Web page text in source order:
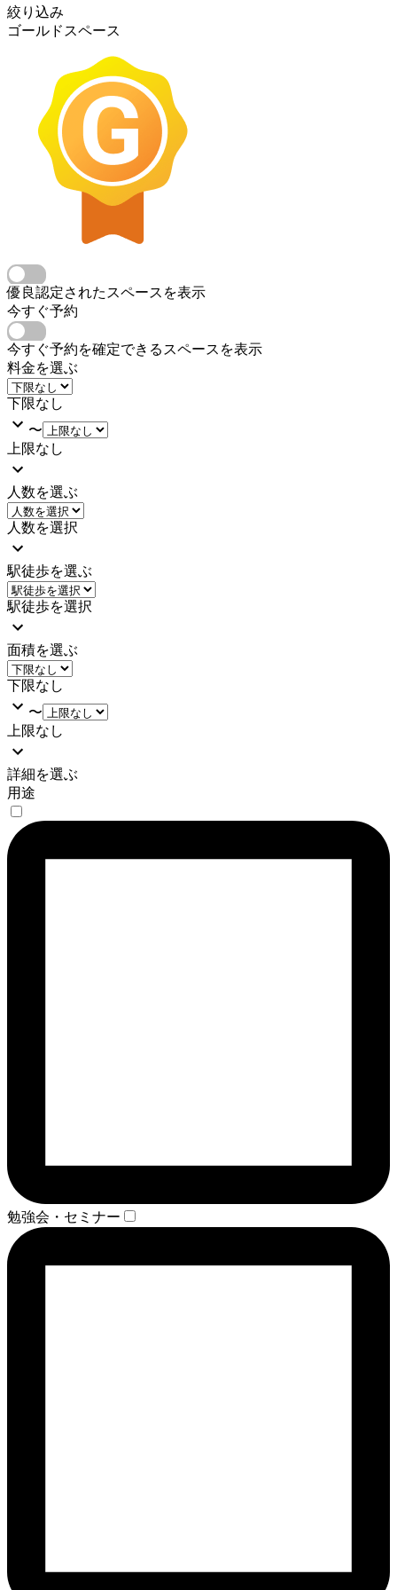
絞り込み
ゴールドスペース
優良認定されたスペースを表示
今すぐ予約
今すぐ予約を確定できるスペースを表示
料金を選ぶ
下限なし
〜
上限なし
人数を選ぶ
人数を選択
駅徒歩を選ぶ
駅徒歩を選択
面積を選ぶ
下限なし
〜
上限なし
詳細を選ぶ
用途
勉強会・セミナー